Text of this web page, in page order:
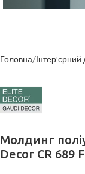
Головна Інтер'єрний
Молдинг
Decor CR 689